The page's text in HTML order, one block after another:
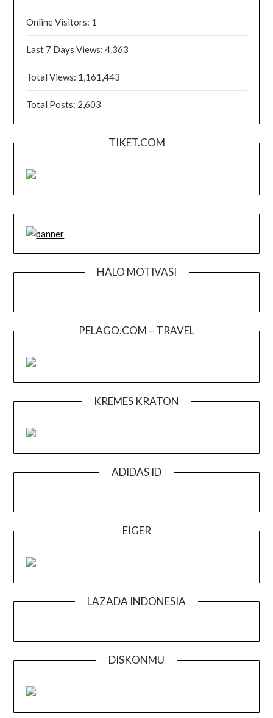
Online Visitors: 1
Last 7 Days Views:4,363
Total Views: 1,161,443
Total Posts: 2,603
TIKET.COM
HALO MOTIVASI
PELAGO.COM – TRAVEL
KREMES KRATON
ADIDAS ID
EIGER
LAZADA INDONESIA
DISKONMU